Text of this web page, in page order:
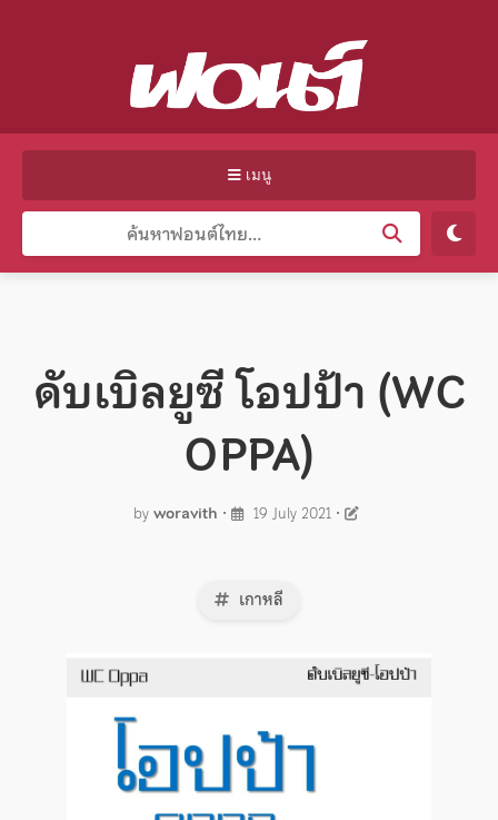
เมนู
ดับเบิลยูซี โอปป้า (WC
OPPA)
byworavith • 19 July 2021 •
เกาหลี